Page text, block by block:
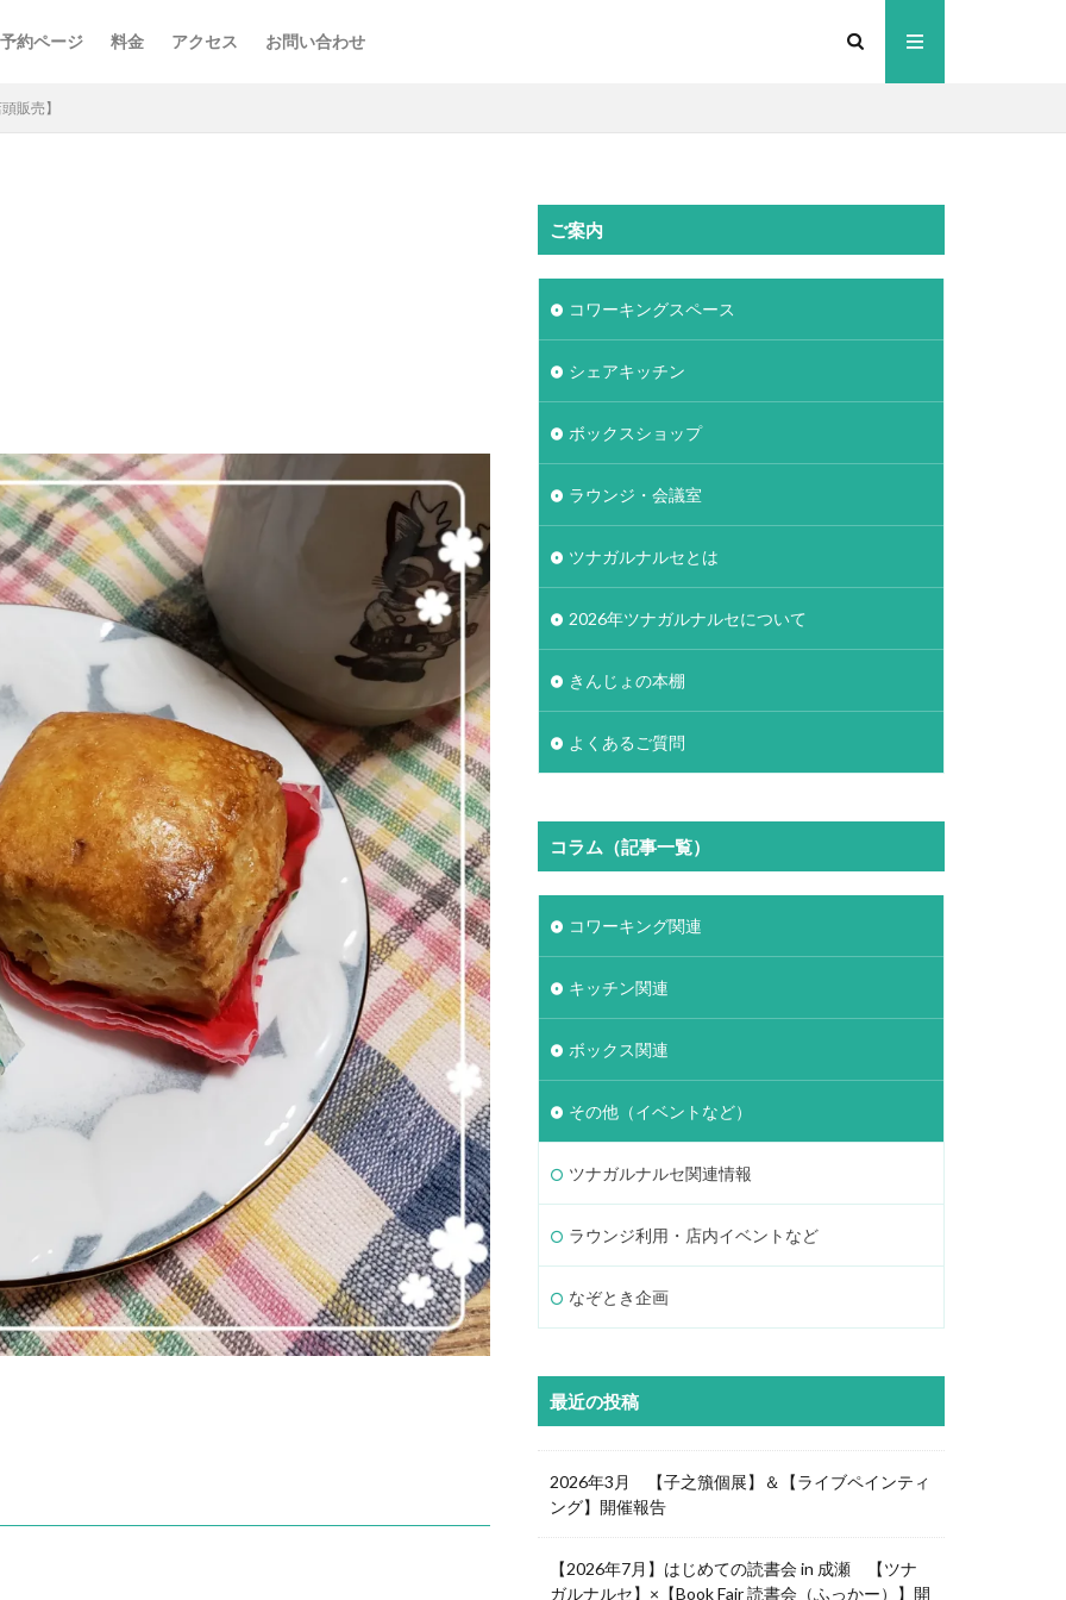
約ページ 料金 アクセス お問い合わせ
販売】
ご案内
コワーキングスペース
シェアキッチン
ボックスショップ
ラウンジ・会議室
ツナガルナルセとは
2026年ツナガルナルセについて
きんじょの本棚
よくあるご質問
コラム（記事一覧）
コワーキング関連
キッチン関連
ボックス関連
その他（イベントなど）
ツナガルナルセ関連情報
ラウンジ利用・店内イベントなど
なぞとき企画
最近の投稿
2026年3月 【子之籏個展】＆【ライブペインティ
ング】開催報告
【2026年7月】はじめての読書会 in 成瀬 【ツナ
ガルナルセ】×【Book Fair 読書会（ふっかー）】開